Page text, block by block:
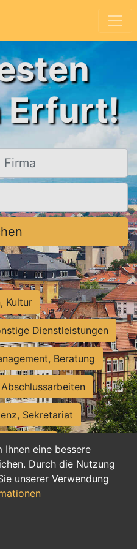
eine bessere
Durch die Nutzung
unserer Verwendung
Erfurt!
Kultur
Dienstleistungen
Beratung
Sekretariat
Ausbildung